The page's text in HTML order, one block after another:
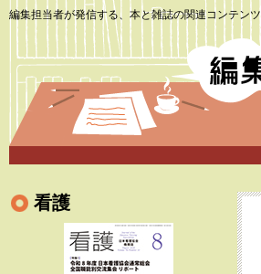
編集担当者が発信する、本と雑誌の関連コンテンツ
看護